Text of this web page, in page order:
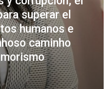
superar el
humanos e
caminho